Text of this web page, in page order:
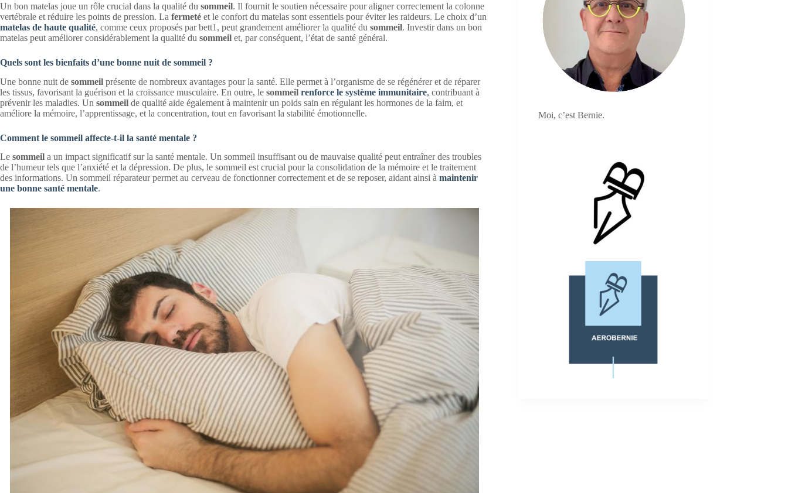
Un bon matelas joue un rôle crucial dans la qualité du sommeil. Il fournit le soutien nécessaire pour aligner correctement la colonne
vertébrale et réduire les points de pression. La fermeté et le confort du matelas sont essentiels pour éviter les raideurs. Le choix d’un
matelas de haute qualité, comme ceux proposés par bett1, peut grandement améliorer la qualité du sommeil. Investir dans un bon
matelas peut améliorer considérablement la qualité du sommeil et, par conséquent, l’état de santé général.
Quels sont les bienfaits d’une bonne nuit de sommeil ?
Une bonne nuit de sommeil présente de nombreux avantages pour la santé. Elle permet à l’organisme de se régénérer et de réparer
les tissus, favorisant la guérison et la croissance musculaire. En outre, le sommeil renforce le système immunitaire, contribuant à
prévenir les maladies. Un sommeil de qualité aide également à maintenir un poids sain en régulant les hormones de la faim, et
améliore la mémoire, l’apprentissage, et la concentration, tout en favorisant la stabilité émotionnelle.
Comment le sommeil affecte-t-il la santé mentale ?
Le sommeil a un impact significatif sur la santé mentale. Un sommeil insuffisant ou de mauvaise qualité peut entraîner des troubles
de l’humeur tels que l’anxiété et la dépression. De plus, le sommeil est crucial pour la consolidation de la mémoire et le traitement
des informations. Un sommeil réparateur permet au cerveau de fonctionner correctement et de se reposer, aidant ainsi à maintenir
une bonne santé mentale.
Moi, c’est Bernie.